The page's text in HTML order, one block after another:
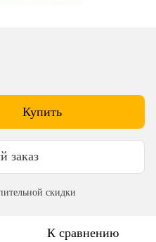
Купить
заказ
скидки
К сравнению